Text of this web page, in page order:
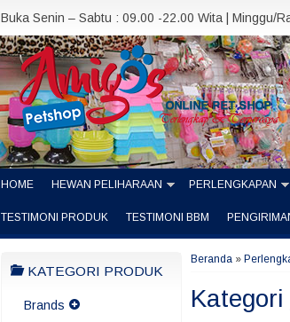
Buka Senin – Sabtu : 09.00 -22.00 Wita | Minggu/
HOME HEWAN PELIHARAAN PERLENGKAPAN
TESTIMONI PRODUK TESTIMONI BBM
KATEGORI PRODUK
Brands
Beranda »
Kategori